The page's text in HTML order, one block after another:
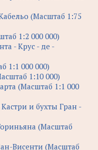
(Масштаб 1:75
1:2 000 000)
- Крус - де -
1:1 000 000)
1:10 000)
(Масштаб 1:1 000
и бухты Гран -
(Масштаб
Висенти (Масштаб